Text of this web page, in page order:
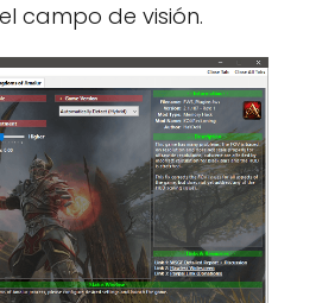
campo de visión.